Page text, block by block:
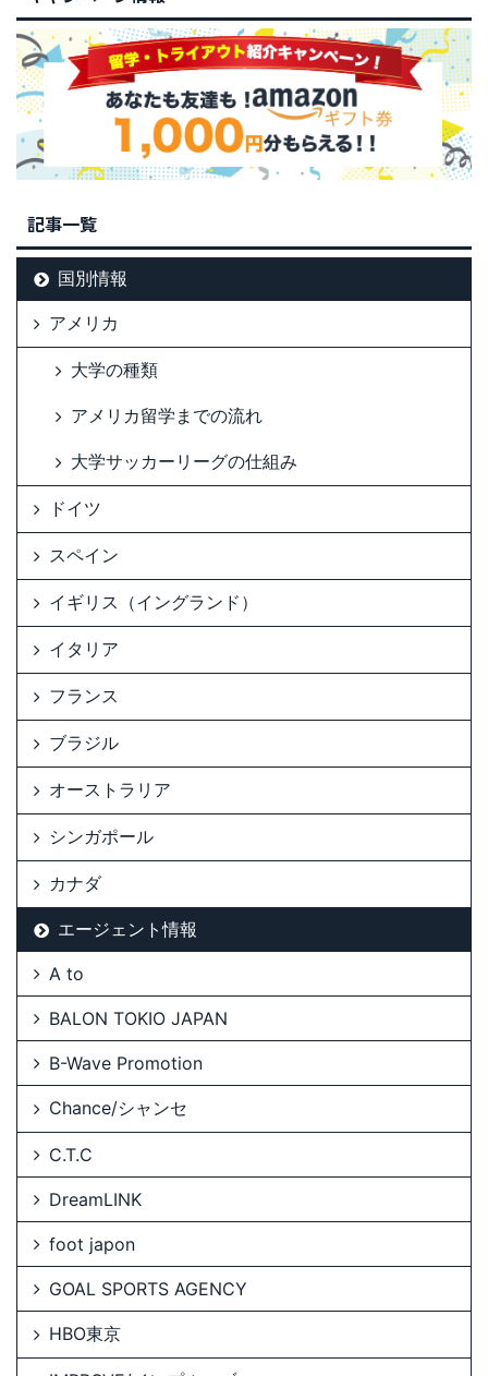
記事一覧
国別情報
アメリカ
大学の種類
アメリカ留学までの流れ
大学サッカーリーグの仕組み
ドイツ
スペイン
イギリス（イングランド）
イタリア
フランス
ブラジル
オーストラリア
シンガポール
カナダ
エージェント情報
A to
BALON TOKIO JAPAN
B-Wave Promotion
Chance/シャンセ
C.T.C
DreamLINK
foot japon
GOAL SPORTS AGENCY
HBO東京